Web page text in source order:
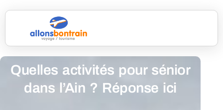
Quelles activités pour sénior
dans l’Ain ? Réponse ici